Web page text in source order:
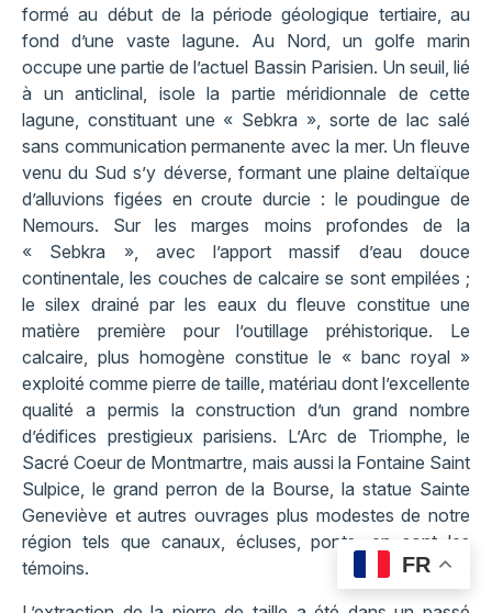
formé au début de la période géologique tertiaire, au
fond d’une vaste lagune. Au Nord, un golfe marin
occupe une partie de l’actuel Bassin Parisien. Un seuil, lié
à un anticlinal, isole la partie méridionnale de cette
lagune, constituant une « Sebkra », sorte de lac salé
sans communication permanente avec la mer. Un fleuve
venu du Sud s’y déverse, formant une plaine deltaïque
d’alluvions figées en croute durcie : le poudingue de
Nemours. Sur les marges moins profondes de la
« Sebkra », avec l’apport massif d’eau douce
continentale, les couches de calcaire se sont empilées ;
le silex drainé par les eaux du fleuve constitue une
matière première pour l’outillage préhistorique. Le
calcaire, plus homogène constitue le « banc royal »
exploité comme pierre de taille, matériau dont l’excellente
qualité a permis la construction d’un grand nombre
d’édifices prestigieux parisiens. L’Arc de Triomphe, le
Sacré Coeur de Montmartre, mais aussi la Fontaine Saint
Sulpice, le grand perron de la Bourse, la statue Sainte
Geneviève et autres ouvrages plus modestes de notre
région tels que canaux, écluses, ponts, en sont les
témoins.
FR